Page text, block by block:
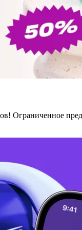
Ограниченное